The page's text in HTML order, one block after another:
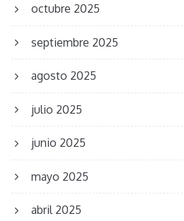
octubre 2025
septiembre 2025
agosto 2025
julio 2025
junio 2025
mayo 2025
abril 2025